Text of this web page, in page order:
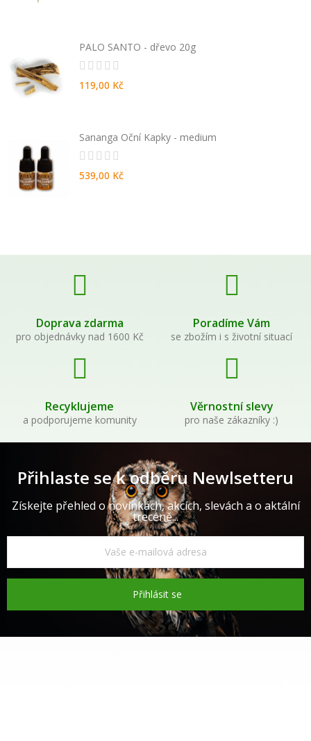
PALO SANTO - dřevo 20g
119,00 Kč
Sananga Oční Kapky - medium
539,00 Kč
Doprava zdarma
pro objednávky nad 1600 Kč
Poradíme Vám
se zbožím i s životní situací
Recyklujeme
a podporujeme komunity
Věrnostní slevy
pro naše zákazníky :)
Přihlaste se k odběru Newlsetteru
Získejte přehled o novinkách, akcích, slevách a o aktální
trecéně...
Přihlásit se